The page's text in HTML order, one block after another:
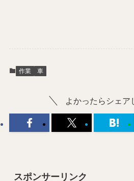
作業 車
よかったらシェア
スポンサーリンク